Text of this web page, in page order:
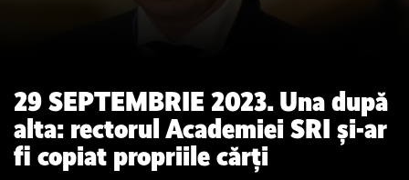
29 SEPTEMBRIE 2023. Una după
alta: rectorul Academiei SRI și-ar
fi copiat propriile cărți